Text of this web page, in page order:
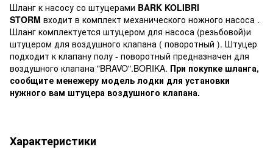
Шланг к насосу со штуцерами BARK KOLIBRI
STORM входит в комплект механического ножного насоса .
Шланг комплектуется штуцером для насоса (резьбовой)и
штуцером для воздушного клапана ( поворотный ). Штуцер
подходит к клапану полу - поворотный предназначен для
воздушного клапана "BRAVO".BORIKA. При покупке шланга,
сообщите менежеру модель лодки для установки
нужного вам штуцера воздушного клапана.
Характеристики